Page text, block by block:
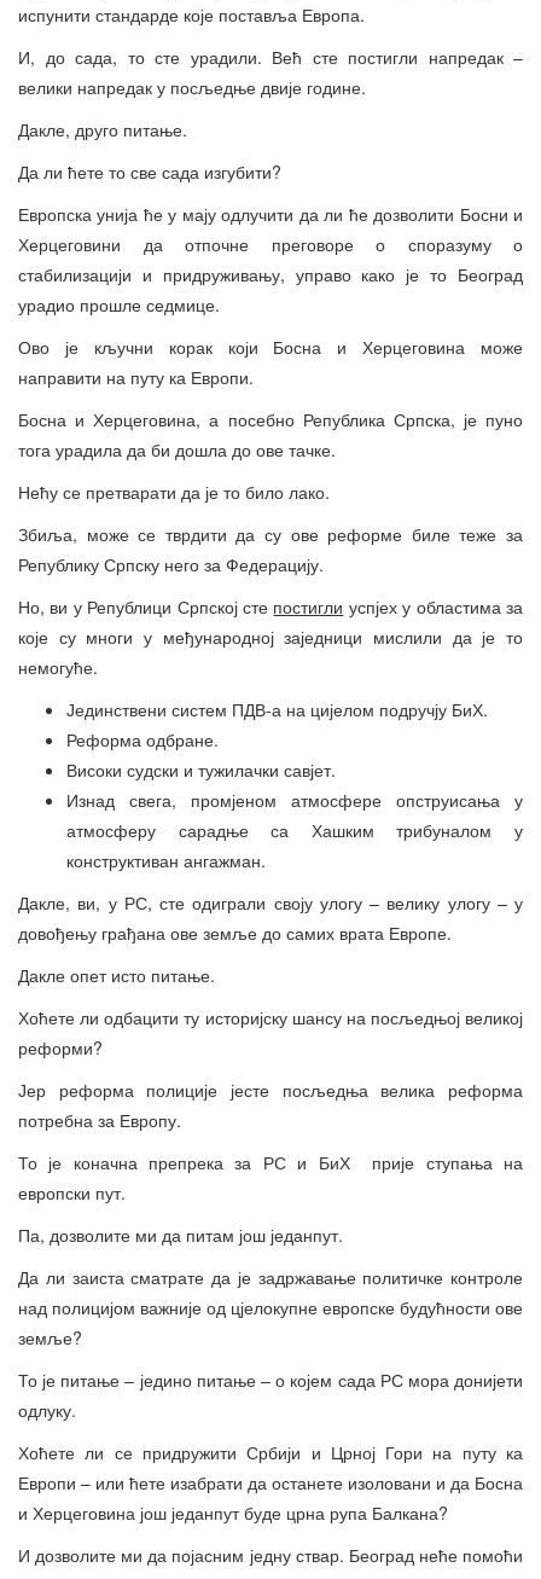
испунити стандарде које поставља Европа.
И, до сада, то сте урадили. Већ сте постигли напредак –
велики напредак у посљедње двије године.
Дакле, друго питање.
Да ли ћете то све сада изгубити?
Европска унија ће у мају одлучити да ли ће дозволити Босни и
Херцеговини да отпочне преговоре о споразуму о
стабилизацији и придруживању, управо како је то Београд
урадио прошле седмице.
Ово је кључни корак који Босна и Херцеговина може
направити на путу ка Европи.
Босна и Херцеговина, а посебно Република Српска, је пуно
тога урадила да би дошла до ове тачке.
Нећу се претварати да је то било лако.
Збиља, може се тврдити да су ове реформе биле теже за
Републику Српску него за Федерацију.
Но, ви у Републици Српској сте постигли успјех у областима за
које су многи у међународној заједници мислили да је то
немогуће.
Јединствени систем ПДВ-а на цијелом подручју БиХ.
Реформа одбране.
Високи судски и тужилачки савјет.
Изнад свега, промјеном атмосфере опструисања у
атмосферу сарадње са Хашким трибуналом у
конструктиван ангажман.
Дакле, ви, у РС, сте одиграли своју улогу – велику улогу – у
довођењу грађана ове земље до самих врата Европе.
Дакле опет исто питање.
Хоћете ли одбацити ту историјску шансу на посљедњој великој
реформи?
Јер реформа полиције јесте посљедња велика реформа
потребна за Европу.
То је коначна препрека за РС и БиХ прије ступања на
европски пут.
Па, дозволите ми да питам још једанпут.
Да ли заиста сматрате да је задржавање политичке контроле
над полицијом важније од цјелокупне европске будућности ове
земље?
То је питање – једино питање – о којем сада РС мора донијети
одлуку.
Хоћете ли се придружити Србији и Црној Гори на путу ка
Европи – или ћете изабрати да останете изоловани и да Босна
и Херцеговина још једанпут буде црна рупа Балкана?
И дозволите ми да појасним једну ствар. Београд неће помоћи